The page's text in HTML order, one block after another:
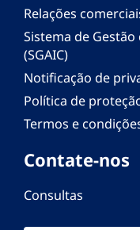
Relações
Sistema de
(SGAIC)
Notificação de
Política de
Termos e
Contate-nos
Consultas